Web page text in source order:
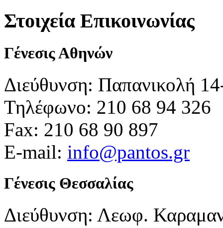
Στοιχεία Επικοινωνίας
Γένεσις Αθηνών
Διεύθυνση: Παπανικολή
Τηλέφωνο: 210 68 94 326
Fax: 210 68 90 897
E-mail: info@pantos.gr
Γένεσις Θεσσαλίας
Διεύθυνση: Λεωφ.